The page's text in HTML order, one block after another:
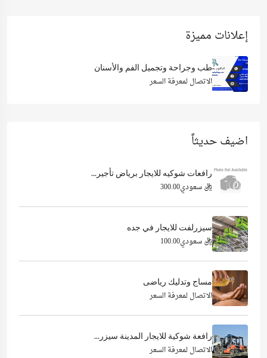
إعلانات مميزة
طب وجراحة وتجميل الفم والأسنان
الاتصال لمعرفة السعر
اضيف حديثاً
رافعات شوكيه للايجار برياض تأجير...
ريال سعودي300.00
سيزرلفت للايجار في جده
ريال سعودي100.00
مساج وتدليك رياضى
الاتصال لمعرفة السعر
رافعة شوكية للايجار المدينة سيزر...
الاتصال لمعرفة السعر